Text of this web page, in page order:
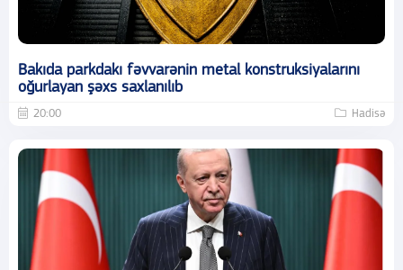
Bakıda parkdakı fəvvarənin metal konstruksiyalarını
oğurlayan şəxs saxlanılıb
20:00 Hadisə